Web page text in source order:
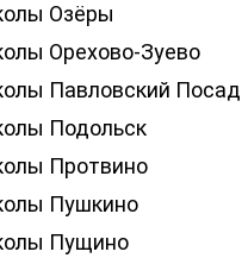
Озёры
Орехово-Зуево
Павловский Посад
Подольск
Протвино
Пушкино
Пущино